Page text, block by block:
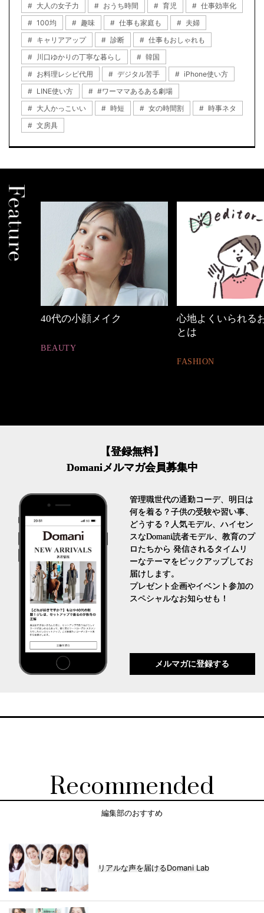
大人の女子力
おうち時間 育児
仕事効率化
100均
趣味 仕事も家庭も
夫婦
キャリアアップ
診断
仕事もおしゃれも
川口ゆかりの丁寧な暮らし
韓国
お料理レシピ代用
デジタル苦手
iPhone使い方
LINE使い方
#ワーママあるある劇場
大人かっこいい
時短 女の時間割
時事ネタ
文房具
40代の小顔メイク
BEAUTY
心地よくいられる
とは
FASHION
【登録無料】
Domaniメルマガ会員募集中
管理職世代の通勤コーデ、明日は
何を着る？子供の受験や習い事、
どうする？人気モデル、ハイセン
スなDomani読者モデル、教育のプ
ロたちから 発信されるタイムリ
ーなテーマをピックアップしてお
届けします。
プレゼント企画やイベント参加の
スペシャルなお知らせも！
メルマガに登録する
Recommended
編集部のおすすめ
リアルな声を届けるDomani Lab